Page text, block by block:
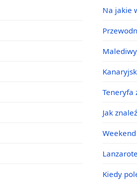
Na jakie
Teneryfa
Jak
Kiedy